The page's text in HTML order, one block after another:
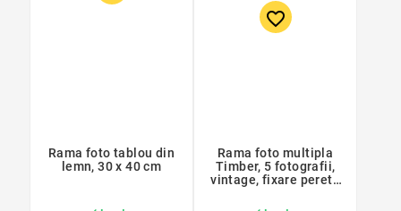
Rama foto tablou din
lemn, 30 x 40 cm
favorite_border
Rama foto multipla
Timber, 5 fotografii,
vintage, fixare perete